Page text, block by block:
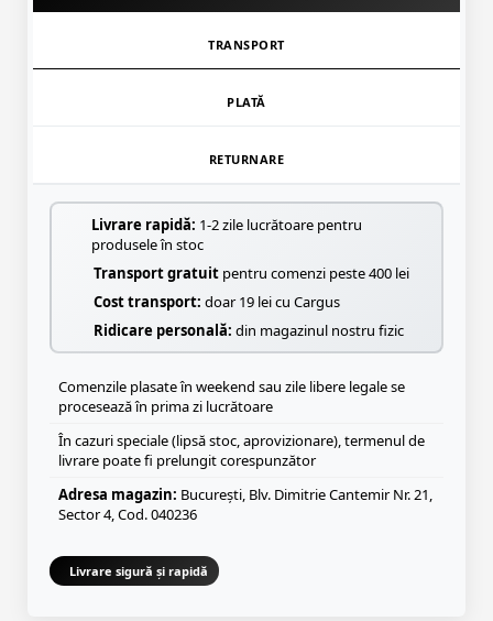
TRANSPORT
PLATĂ
RETURNARE
Livrare rapidă: 1-2 zile lucrătoare pentru
produsele în stoc
Transport gratuit pentru comenzi peste 400 lei
Cost transport: doar 19 lei cu Cargus
Ridicare personală: din magazinul nostru fizic
Comenzile plasate în weekend sau zile libere legale se
procesează în prima zi lucrătoare
În cazuri speciale (lipsă stoc, aprovizionare), termenul de
livrare poate fi prelungit corespunzător
Adresa magazin: București, Blv. Dimitrie Cantemir Nr. 21,
Sector 4, Cod. 040236
Livrare sigură și rapidă